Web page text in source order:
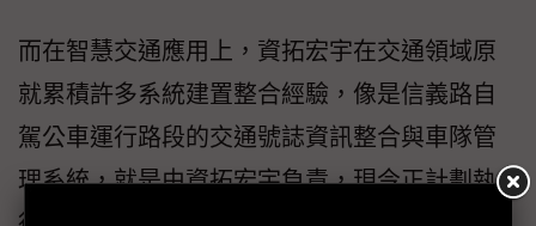
而在智慧交通應用上，資拓宏宇在交通領域原
就累積許多系統建置整合經驗，像是信義路自
駕公車運行路段的交通號誌資訊整合與車隊管
理系統，就是由資拓宏宇負責，現今正計劃執